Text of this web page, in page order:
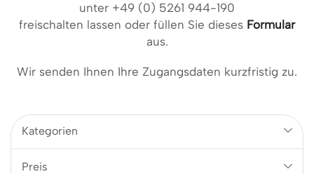
unter +49 (0) 5261 944-190
freischalten lassen oder füllen Sie dieses Formular
aus.
Wir senden Ihnen Ihre Zugangsdaten kurzfristig zu.
Kategorien
Preis